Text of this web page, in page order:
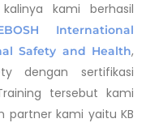
kami berhasil
International
Safety and Health,
dengan sertifikasi
tersebut kami
partner kami yaitu KB